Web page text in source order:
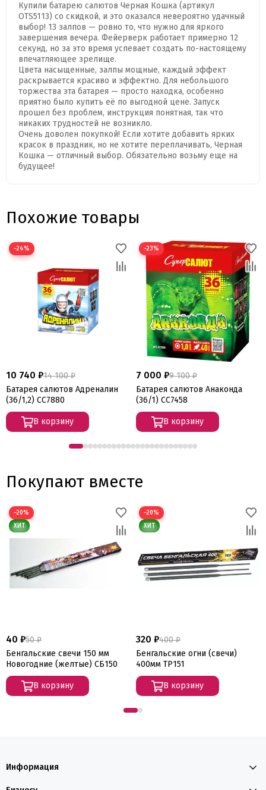
Купили батарею салютов Черная Кошка (артикул
OTS5113) со скидкой, и это оказался невероятно удачный
выбор! 13 залпов — ровно то, что нужно для яркого
завершения вечера. Фейерверк работает примерно 12
секунд, но за это время успевает создать по-настоящему
впечатляющее зрелище.
Цвета насыщенные, залпы мощные, каждый эффект
раскрывается красиво и эффектно. Для небольшого
торжества эта батарея — просто находка, особенно
приятно было купить её по выгодной цене. Запуск
прошел без проблем, инструкция понятная, так что
никаких трудностей не возникло.
Очень доволен покупкой! Если хотите добавить ярких
красок в праздник, но не хотите переплачивать, Черная
Кошка — отличный выбор. Обязательно возьму еще на
будущее!
Похожие товары
−24%
10 740 ₽14 100 ₽
Батарея салютов Адреналин
(36/1,2) СС7880
В корзину
−23%
7 000 ₽9 100 ₽
Батарея салютов Анаконда
(36/1) СС7458
В корзину
Покупают вместе
−20%
40 ₽50 ₽
Бенгальские свечи 150 мм
Новогодние (желтые) СБ150
В корзину
−20%
320 ₽400 ₽
Бенгальские огни (свечи)
400мм ТР151
В корзину
Информация